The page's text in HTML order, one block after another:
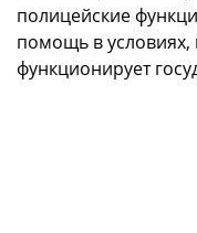
полицейские
помощь в условиях,
функционирует